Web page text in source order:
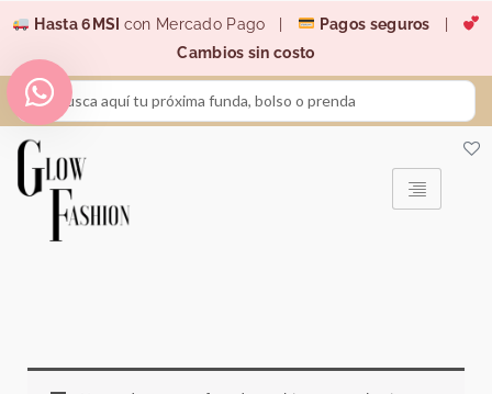
contenido
Hasta 6MSI con Mercado Pago | Pagos seguros
Cambios sin costo
Search
...